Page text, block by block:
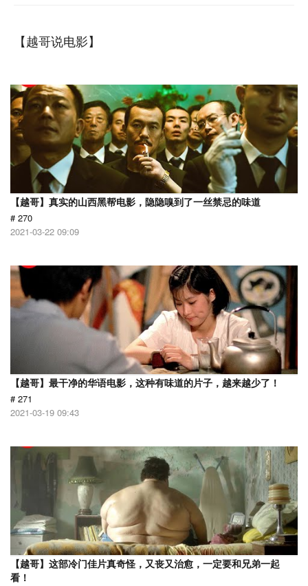
【越哥说电影】
【越哥】真实的山西黑帮电影，隐隐嗅到了一丝禁忌的味道
# 270
2021-03-22 09:09
【越哥】最干净的华语电影，这种有味道的片子，越来越少了！
# 271
2021-03-19 09:43
【越哥】这部冷门佳片真奇怪，又丧又治愈，一定要和兄弟一起
看！